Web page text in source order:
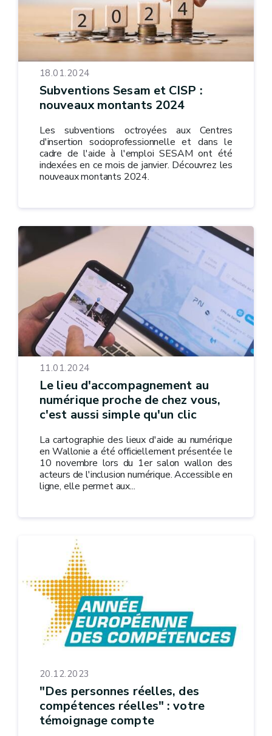
18.01.2024
Subventions Sesam et CISP :
nouveaux montants 2024
Les subventions octroyées aux Centres
d'insertion socioprofessionnelle et dans le
cadre de l'aide à l'emploi SESAM ont été
indexées en ce mois de janvier. Découvrez les
nouveaux montants 2024.
11.01.2024
Le lieu d'accompagnement au
numérique proche de chez vous,
c'est aussi simple qu'un clic
La cartographie des lieux d'aide au numérique
en Wallonie a été officiellement présentée le
10 novembre lors du 1er salon wallon des
acteurs de l'inclusion numérique. Accessible en
ligne, elle permet aux...
20.12.2023
"Des personnes réelles, des
compétences réelles" : votre
témoignage compte